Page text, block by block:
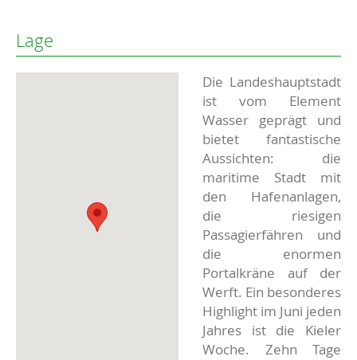
Lage
Die Landeshauptstadt
ist vom Element
Wasser geprägt und
bietet fantastische
Aussichten: die
maritime Stadt mit
den Hafenanlagen,
die riesigen
Passagierfähren und
die enormen
Portalkräne auf der
Werft. Ein besonderes
Highlight im Juni jeden
Jahres ist die Kieler
Woche. Zehn Tage